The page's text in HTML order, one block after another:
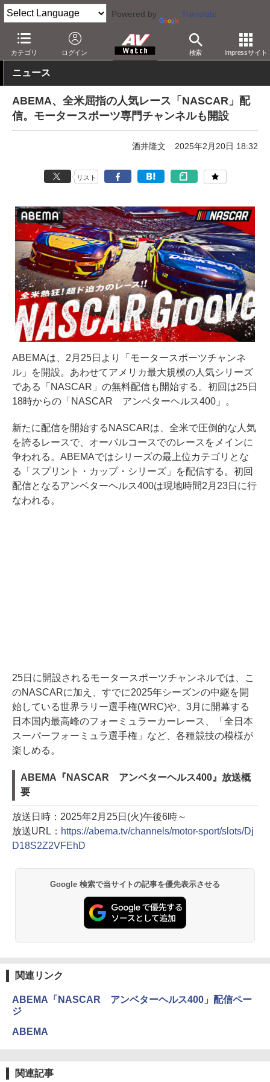
Powered by Translate
カテゴリ ログイン 検索 Impressサイト
AV Watch コンテンツ・サービス 映像配信 ABEMA
ニュース
ABEMA、全米屈指の人気レース「NASCAR」配
信。モータースポーツ専門チャンネルも開設
酒井隆文 2025年2月20日 18:32
リスト
ABEMAは、2月25日より「モータースポーツチャンネ
ル」を開設。あわせてアメリカ最大規模の人気シリーズ
である「NASCAR」の無料配信も開始する。初回は25日
18時からの「NASCAR アンベターヘルス400」。
新たに配信を開始するNASCARは、全米で圧倒的な人気
を誇るレースで、オーバルコースでのレースをメインに
争われる。ABEMAではシリーズの最上位カテゴリとな
る「スプリント・カップ・シリーズ」を配信する。初回
配信となるアンベターヘルス400は現地時間2月23日に行
なわれる。
25日に開設されるモータースポーツチャンネルでは、こ
のNASCARに加え、すでに2025年シーズンの中継を開
始している世界ラリー選手権(WRC)や、3月に開幕する
日本国内最高峰のフォーミュラーカーレース、「全日本
スーパーフォーミュラ選手権」など、各種競技の模様が
楽しめる。
ABEMA『NASCAR アンベターヘルス400』放送概
要
放送日時：2025年2月25日(火)午後6時～
放送URL： https://abema.tv/channels/motor-sport/slots/Dj
D18S2Z2VFEhD
Google 検索で当サイトの記事を優先表示させる
関連リンク
ABEMA「NASCAR アンベターヘルス400」配信ペー
ジ
ABEMA
関連記事